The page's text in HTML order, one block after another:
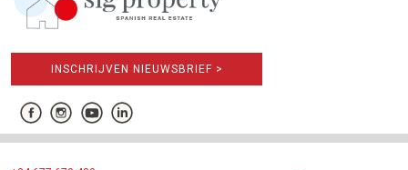
INSCHRIJVEN NIEUWSBRIEF >